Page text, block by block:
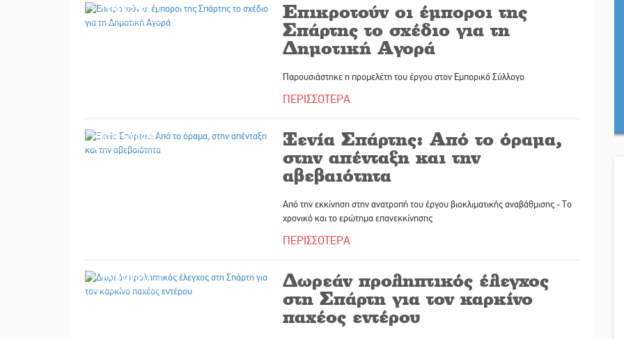
17/03/2026
Επικροτούν οι έμποροι της
Σπάρτης το σχέδιο για τη
Δημοτική Αγορά
Παρουσιάστηκε η προμελέτη του έργου στον Εμπορικό Σύλλογο
ΠΕΡΙΣΣΟΤΕΡΑ
17/03/2026
Ξενία Σπάρτης: Από το όραμα,
στην απένταξη και την
αβεβαιότητα
Από την εκκίνηση στην ανατροπή του έργου βιοκλιματικής αναβάθμισης - Το
χρονικό και το ερώτημα επανεκκίνησης
ΠΕΡΙΣΣΟΤΕΡΑ
17/03/2026
Δωρεάν προληπτικός έλεγχος
στη Σπάρτη για τον καρκίνο
παχέος εντέρου